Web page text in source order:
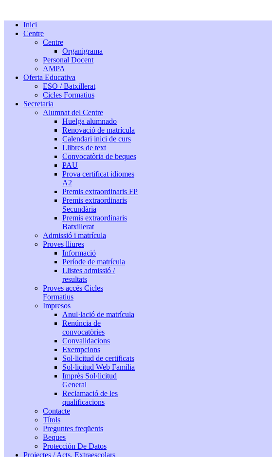
Inici
Centre
Centre
Organigrama
Personal Docent
AMPA
Oferta Educativa
ESO / Batxillerat
Cicles Formatius
Secretaria
Alumnat del Centre
Huelga alumnado
Renovació de matrícula
Calendari inici de curs
Llibres de text
Convocatòria de beques
PAU
Prova certificat idiomes
A2
Premis extraordinaris FP
Premis extraordinaris
Secundària
Premis extraordinaris
Batxillerat
Admissió i matrícula
Proves lliures
Informació
Període de matrícula
Llistes admissió /
resultats
Proves accés Cicles
Formatius
Impresos
Anul·lació de matrícula
Renúncia de
convocatòries
Convalidacions
Exempcions
Sol·licitud de certificats
Sol·licitud Web Família
Imprès Sol·licitud
General
Reclamació de les
qualificacions
Contacte
Títols
Preguntes freqüents
Beques
Protección De Datos
Projectes / Acts. Extraescolars